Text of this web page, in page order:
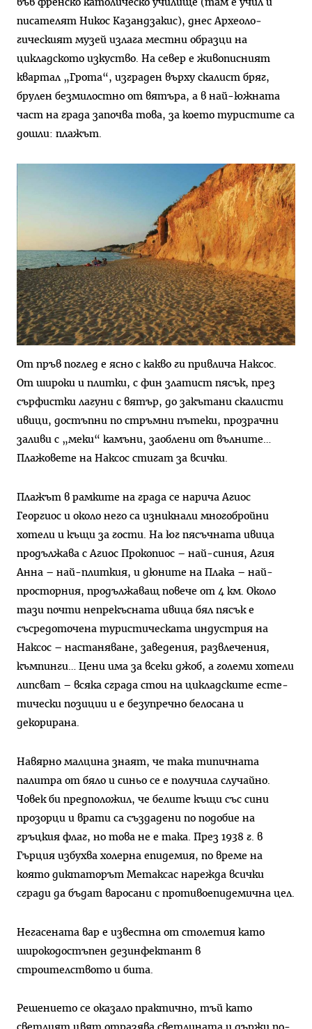
във френско католическо училище (там е учил и
писателят Никос Казандзакис), днес Археоло­
гическият музей излага местни образци на
цикладското изкуство. На север е живописният
квартал „Грота“, изграден върху скалист бряг,
брулен безмилостно от вя­търа, а в най-южната
част на града започва това, за което ту­ристите са
дошли: плажът.
От пръв поглед е ясно с какво ги привлича Наксос.
От широки и плитки, с фин златист пясък, през
сърфистки лагуни с вятър, до за­кътани скалисти
ивици, достъпни по стръмни пътеки, прозрачни
за­ливи с „меки“ камъни, заоблени от вълните…
Плажовете на Наксос стигат за всички.
Плажът в рамките на града се нарича Агиос
Георгиос и около него са изникнали многобройни
хотели и къщи за гости. На юг пясъчната ивица
продължава с Агиос Про­копиос – най-синия, Агия
Анна – най-плиткия, и дюните на Плака – най-
просторния, продължаващ по­вече от 4 км. Около
тази почти непрекъсната ивица бял пясък е
съсредоточена туристическата индустрия на
Наксос – настаня­ване, заведения, развлечения,
към­пинги… Цени има за всеки джоб, а големи хотели
липсват – всяка сграда стои на цикладските есте­
тически позиции и е безупречно белосана и
декорирана.
Навярно малцина знаят, че така типичната
палитра от бяло и синьо се е получила случайно.
Човек би предположил, че белите къщи със сини
прозорци и врати са създадени по подобие на
гръцкия флаг, но това не е така. През 1938 г. в
Гърция избухва холерна епидемия, по време на
която диктаторът Метаксас на­режда всички
сгради да бъдат ва­росани с противоепидемична цел.
Негасената вар е известна от столетия като
широкодостъпен дезинфектант в
строителството и бита.
Решението се оказало практично, тъй като